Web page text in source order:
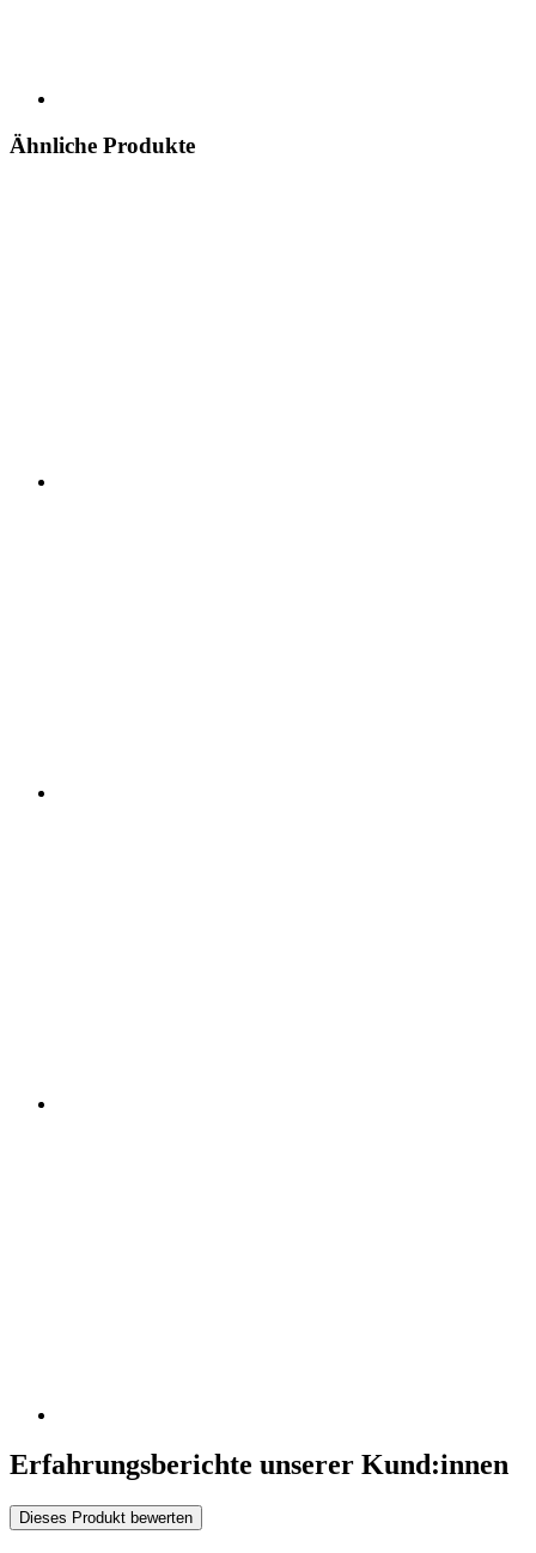
Ähnliche Produkte
Erfahrungsberichte unserer Kund:innen
Dieses Produkt bewerten